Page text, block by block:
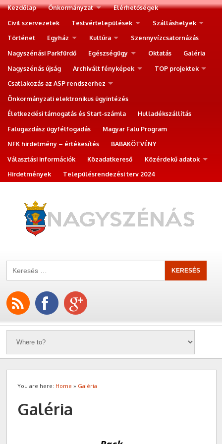
Kezdőlap Önkormányzat
Elérhetőségek
Civil szervezetek
Testvértelepülések
Szálláshelyek
Történet
Egyház Kultúra
Szennyvízcsatornázás
Nagyszénási Parkfürdő
Egészségügy Oktatás
Galéria
Nagyszénás újság
Archivált fényképek
TOP projektek
Csatlakozás az ASP rendszerhez
Önkormányzati elektronikus ügyintézés
Életkezdési támogatás és Start-számla
Hulladékszállítás
Falugazdász ügyfélfogadás
Magyar Falu Program
NFK hirdetmény – értékesítés
BABAKÖTVÉNY
Választási információk
Közadatkereső
Közérdekű adatok
Hirdetmények
Településrendezési terv 2024
You are here: Home » Galéria
Galéria